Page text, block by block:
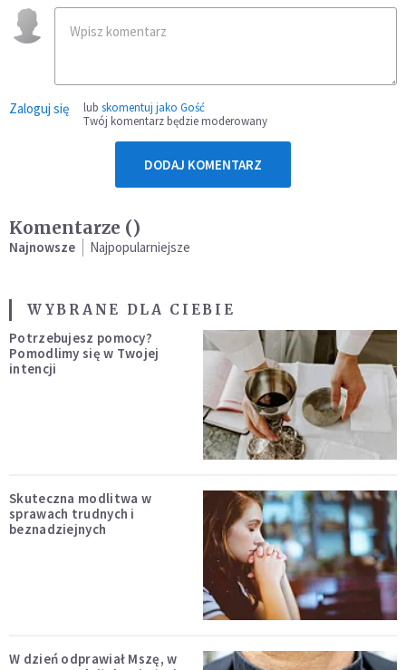
Zaloguj się lub skomentuj jako Gość
Twój komentarz będzie moderowany
DODAJ KOMENTARZ
Komentarze ()
Najnowsze Najpopularniejsze
WYBRANE DLA CIEBIE
Potrzebujesz pomocy?
Pomodlimy się w Twojej
intencji
Skuteczna modlitwa w
sprawach trudnych i
beznadziejnych
W dzień odprawiał Mszę, w